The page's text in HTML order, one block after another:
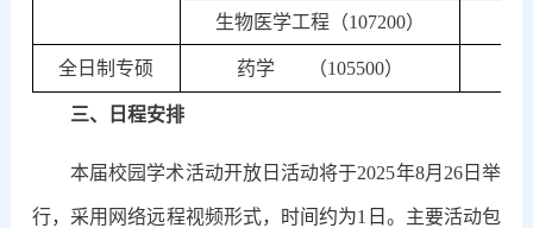
生物医学工程（107200）
全日制专硕 药学 （105500）
三、日程安排
本届校园学术活动开放日活动将于2025年8月26日举
行，采用网络远程视频形式， 时间约为1日。 主要活动包